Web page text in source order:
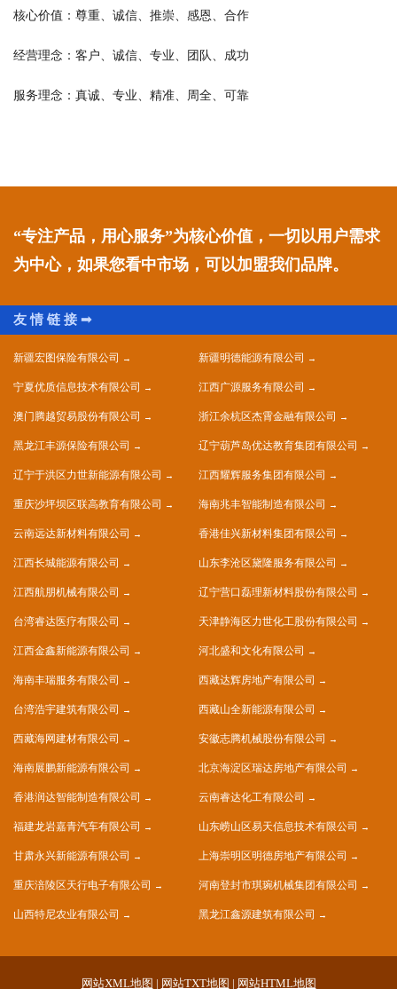
核心价值：尊重、诚信、推崇、感恩、合作
经营理念：客户、诚信、专业、团队、成功
服务理念：真诚、专业、精准、周全、可靠
“专注产品，用心服务”为核心价值，一切以用户需求
为中心，如果您看中市场，可以加盟我们品牌。
新疆宏图保险有限公司 新疆明德能源有限公司
宁夏优质信息技术有限公司 江西广源服务有限公司
澳门腾越贸易股份有限公司 浙江余杭区杰霄金融有限公司
黑龙江丰源保险有限公司 辽宁葫芦岛优达教育集团有限公司
辽宁于洪区力世新能源有限公司 江西耀辉服务集团有限公司
重庆沙坪坝区联高教育有限公司 海南兆丰智能制造有限公司
云南远达新材料有限公司 香港佳兴新材料集团有限公司
江西长城能源有限公司 山东李沧区黛隆服务有限公司
江西航朋机械有限公司 辽宁营口磊理新材料股份有限公司
台湾睿达医疗有限公司 天津静海区力世化工股份有限公司
江西金鑫新能源有限公司 河北盛和文化有限公司
海南丰瑞服务有限公司 西藏达辉房地产有限公司
台湾浩宇建筑有限公司 西藏山全新能源有限公司
西藏海网建材有限公司 安徽志腾机械股份有限公司
海南展鹏新能源有限公司 北京海淀区瑞达房地产有限公司
香港润达智能制造有限公司 云南睿达化工有限公司
福建龙岩嘉青汽车有限公司 山东崂山区易天信息技术有限公司
甘肃永兴新能源有限公司 上海崇明区明德房地产有限公司
重庆涪陵区天行电子有限公司 河南登封市琪琬机械集团有限公司
山西特尼农业有限公司 黑龙江鑫源建筑有限公司
网站XML地图 | 网站TXT地图 | 网站HTML地图